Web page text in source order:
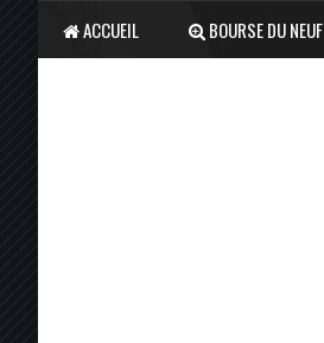
ACCUEIL BOURSE DU NEUF